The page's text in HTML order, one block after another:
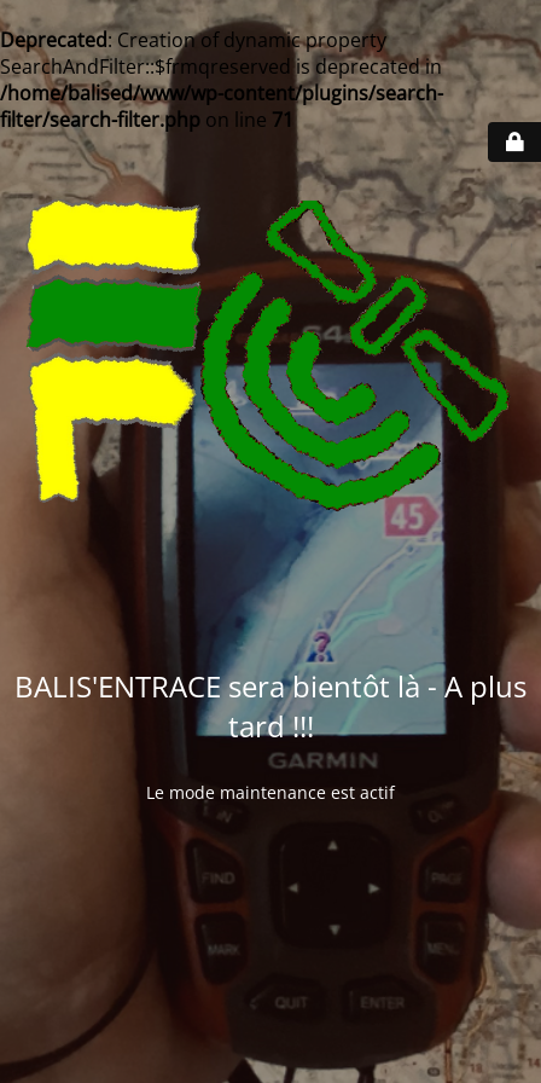
Deprecated: Creation of dynamic property
SearchAndFilter::$frmqreserved is deprecated in
/home/balised/www/wp-content/plugins/search-
filter/search-filter.php on line 71
BALIS'ENTRACE sera bientôt là - A plus
tard !!!
Le mode maintenance est actif